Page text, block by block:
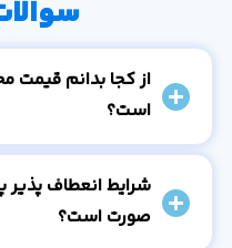
از کجا بدانم قیمت
است؟
شرایط انعطاف پذیر
صورت است؟